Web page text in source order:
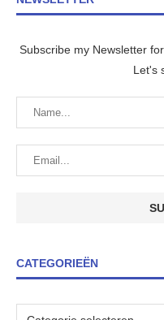
Subscribe my Newsletter
Let's
CATEGORIEËN